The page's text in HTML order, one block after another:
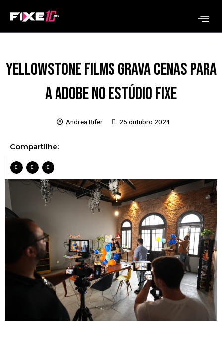
Yellowstone Films grava cenas para
a Adobe no Estúdio Fixe
Andrea Rifer 25 outubro 2024
Compartilhe: